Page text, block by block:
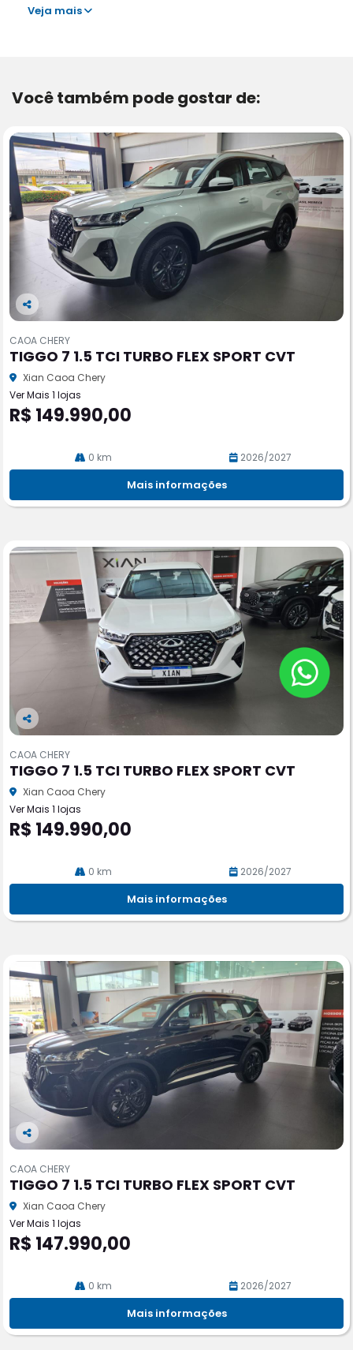
Veja mais
Você também pode gostar de:
Co
pa
rtil
he
CAOA CHERY
TIGGO 7 1.5 TCI TURBO FLEX SPORT CVT
Xian Caoa Chery
Ver Mais 1 lojas
R$ 149.990,00
0 km 2026/2027
Mais informações
Co
pa
rtil
he
CAOA CHERY
TIGGO 7 1.5 TCI TURBO FLEX SPORT CVT
Xian Caoa Chery
Ver Mais 1 lojas
R$ 149.990,00
0 km 2026/2027
Mais informações
Co
pa
rtil
he
CAOA CHERY
TIGGO 7 1.5 TCI TURBO FLEX SPORT CVT
Xian Caoa Chery
Ver Mais 1 lojas
R$ 147.990,00
0 km 2026/2027
Mais informações